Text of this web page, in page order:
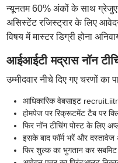
न्यूनतम 60% अंकों के साथ
असिस्टेंट रजिस्ट्रार के लिए
विषय में मास्टर डिग्री होना
आईआईटी मद्रास नॉन
उम्मीदवार नीचे दिए गए चरणों
आधिकारिक वेबसाइट
होमपेज पर रिक्रूटमेंट टैब पर
फिर नॉन टीचिंग पोस्ट के लिए
इसके बाद फॉर्म भरें और
फिर शुल्क का भुगतान कर